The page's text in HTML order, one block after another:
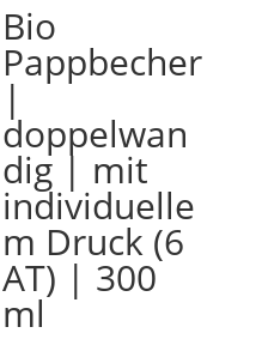
Bio
Pappbecher
|
doppelwan
dig | mit
individuelle
m Druck (6
AT) | 300
ml